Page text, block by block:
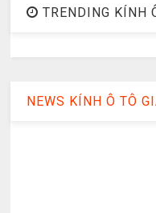
TRENDING KÍNH
NEWS KÍNH Ô TÔ